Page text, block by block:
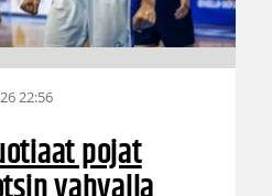
22:56
pojat